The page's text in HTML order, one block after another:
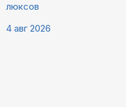
люксов
4 авг 2026